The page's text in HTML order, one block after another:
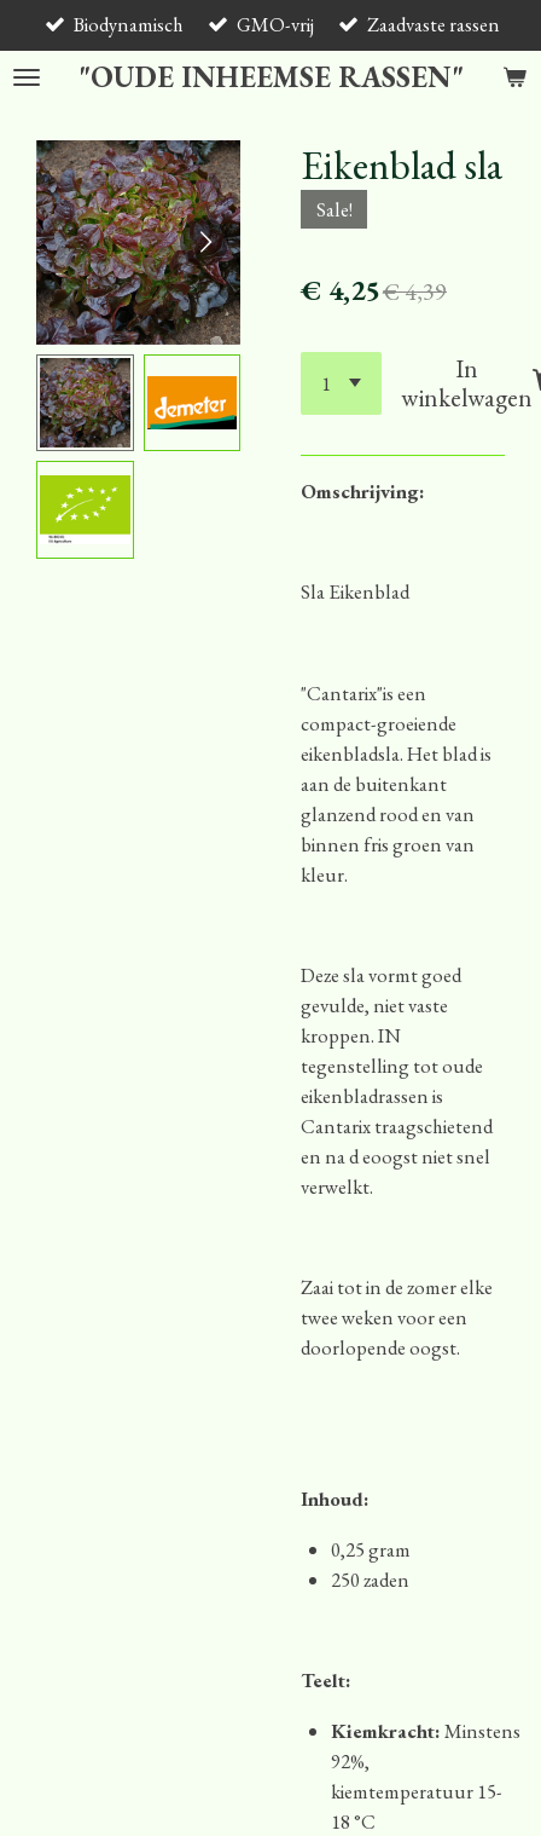
direct
naar
hoofdinhoud
"OUDE INHEEMSE RASSEN"
Biodynamisch GMO-vrij Zaadvaste rassen
Eikenblad sla
Sale!
€ 4,25€ 4,39
In
winkelwagen
Omschrijving:
Sla Eikenblad
"Cantarix"is een
compact-groeiende
eikenbladsla. Het blad is
aan de buitenkant
glanzend rood en van
binnen fris groen van
kleur.
Deze sla vormt goed
gevulde, niet vaste
kroppen. IN
tegenstelling tot oude
eikenbladrassen is
Cantarix traagschietend
en na d eoogst niet snel
verwelkt.
Zaai tot in de zomer elke
twee weken voor een
doorlopende oogst.
Inhoud:
0,25 gram
250 zaden
Teelt:
Kiemkracht:Minstens
92%,
kiemtemperatuur 15-
18 °C